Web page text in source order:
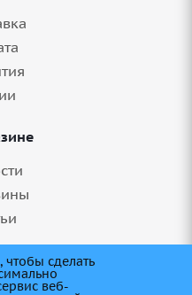
99-11сделать
веб-